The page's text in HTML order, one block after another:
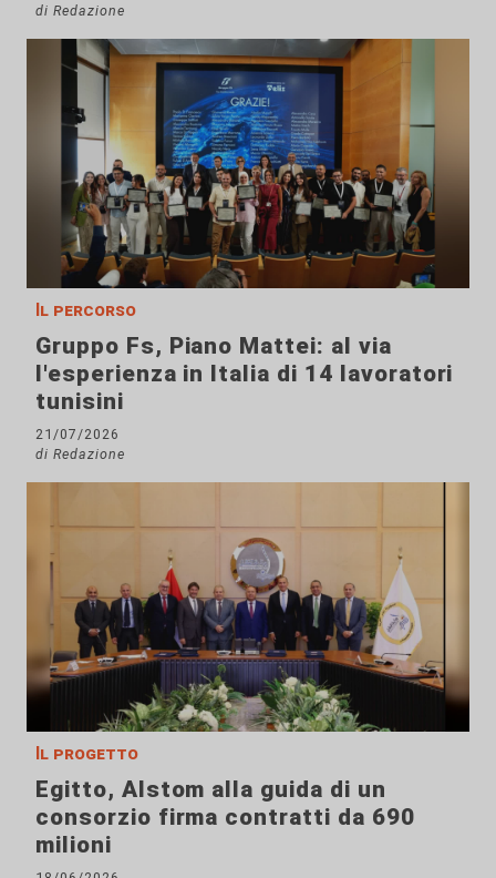
di Redazione
Il percorso
Gruppo Fs, Piano Mattei: al via
l'esperienza in Italia di 14 lavoratori
tunisini
21/07/2026
di Redazione
Il progetto
Egitto, Alstom alla guida di un
consorzio firma contratti da 690
milioni